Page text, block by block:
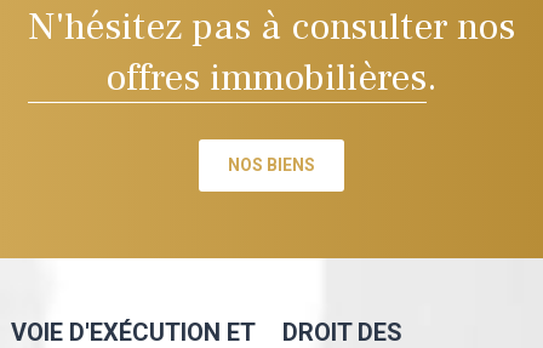
N'hésitez pas à consulter nos
offres immobilières.
NOS BIENS
VOIE D'EXÉCUTION ET
DROIT DES